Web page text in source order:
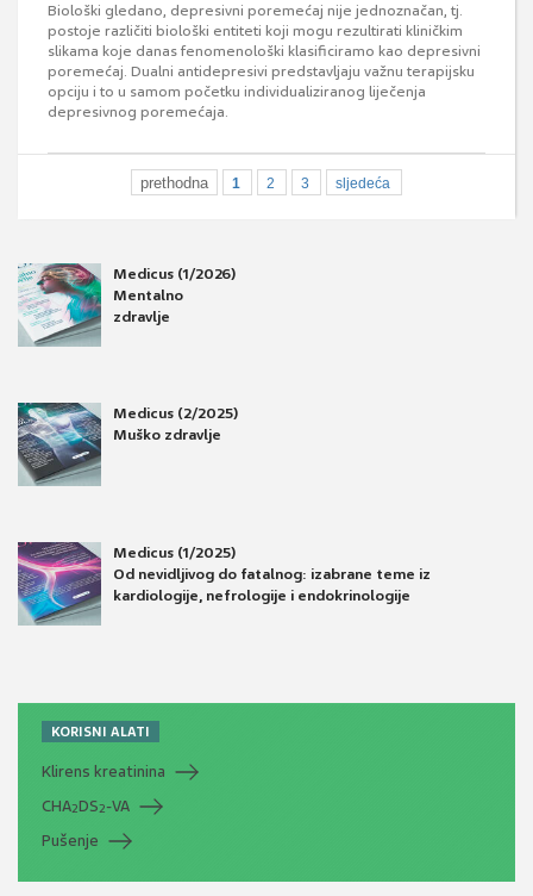
Biološki gledano, depresivni poremećaj nije jednoznačan, tj.
postoje različiti biološki entiteti koji mogu rezultirati kliničkim
slikama koje danas fenomenološki klasificiramo kao depresivni
poremećaj. Dualni antidepresivi predstavljaju važnu terapijsku
opciju i to u samom početku individualiziranog liječenja
depresivnog poremećaja.
prethodna 1 2 3 sljedeća
Medicus (1/2026)
Mentalno
zdravlje
Medicus (2/2025)
Muško zdravlje
Medicus (1/2025)
Od nevidljivog do fatalnog: izabrane teme iz
kardiologije, nefrologije i endokrinologije
KORISNI ALATI
Klirens kreatinina
CHA2DS2-VA
Pušenje